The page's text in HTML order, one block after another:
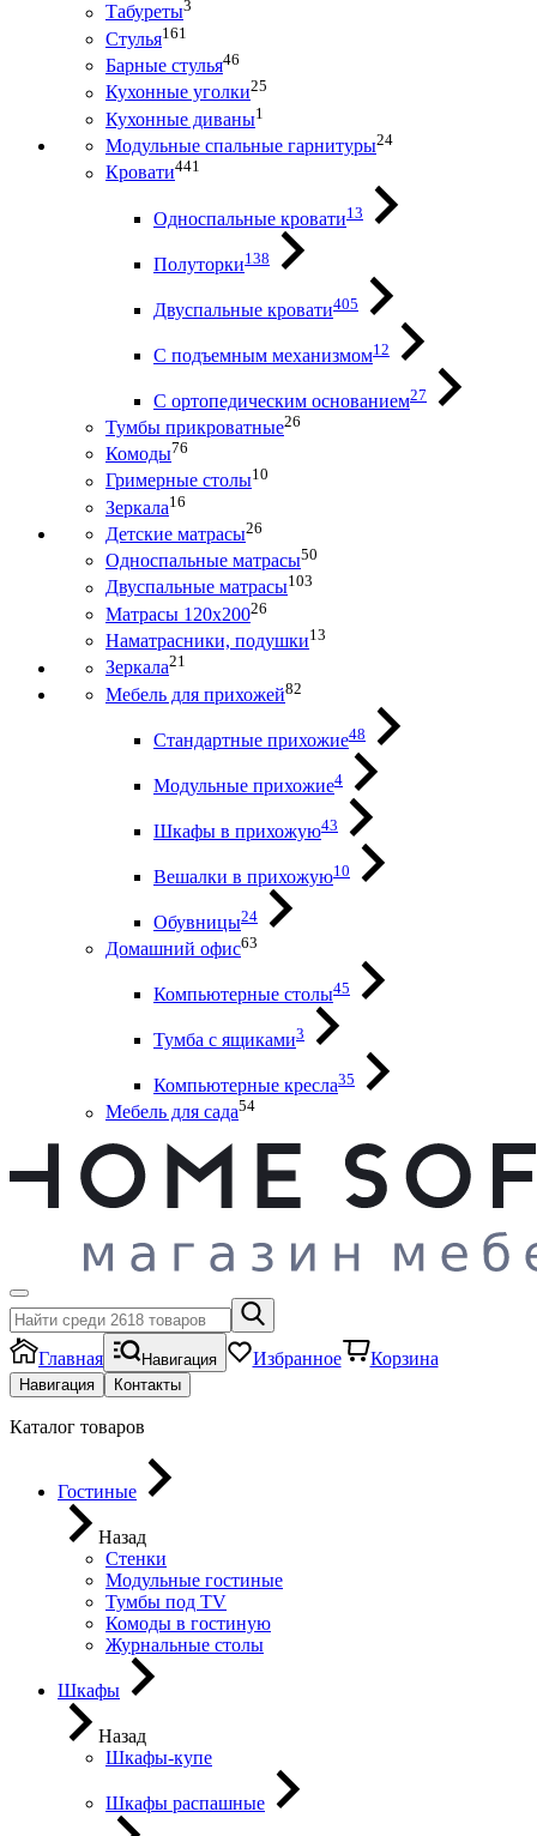
Табуреты3
Стулья161
Барные стулья46
Кухонные уголки25
Кухонные диваны1
Модульные спальные гарнитуры24
Кровати441
Односпальные кровати13
Полуторки138
Двуспальные кровати405
С подъемным механизмом12
С ортопедическим основанием27
Тумбы прикроватные26
Комоды76
Гримерные столы10
Зеркала16
Детские матрасы26
Односпальные матрасы50
Двуспальные матрасы103
Матрасы 120х20026
Наматрасники, подушки13
Зеркала21
Мебель для прихожей82
Стандартные прихожие48
Модульные прихожие4
Шкафы в прихожую43
Вешалки в прихожую10
Обувницы24
Домашний офис63
Компьютерные столы45
Тумба с ящиками3
Компьютерные кресла35
Мебель для сада54
Главная Навигация Избранное Корзина
Навигация Контакты
Каталог товаров
Гостиные
Назад
Стенки
Модульные гостиные
Тумбы под ТV
Комоды в гостиную
Журнальные столы
Шкафы
Назад
Шкафы-купе
Шкафы распашные